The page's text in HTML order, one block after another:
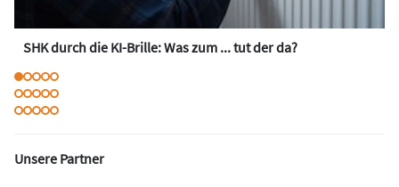
SHK durch die KI-Brille: Was zum ... tut der da?
Unsere Partner